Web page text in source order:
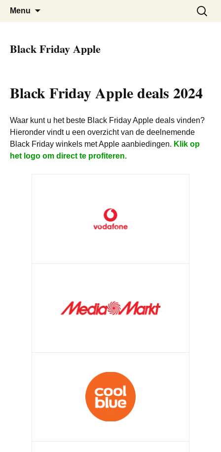
Black Friday Super SALE
De beste kortingen bij elkaar!
Menu
Zoeken
naar:
Black Friday Apple
Black Friday Apple deals 2024
Waar kunt u het beste Black Friday Apple deals vinden?
Hieronder vindt u een overzicht van de deelnemende
Black Friday winkels met Apple aanbiedingen. Klik op
het logo om direct te profiteren.